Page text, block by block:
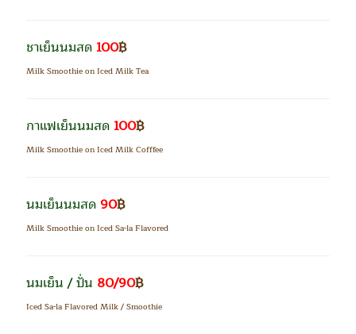
ชาเย็นนมสด 100฿
Milk Smoothie on Iced Milk Tea
กาแฟเย็นนมสด 100฿
Milk Smoothie on Iced Milk Cofffee
นมเย็นนมสด 90฿
Milk Smoothie on Iced Sa-la Flavored
นมเย็น / ปั่น 80/90฿
Iced Sa-la Flavored Milk / Smoothie